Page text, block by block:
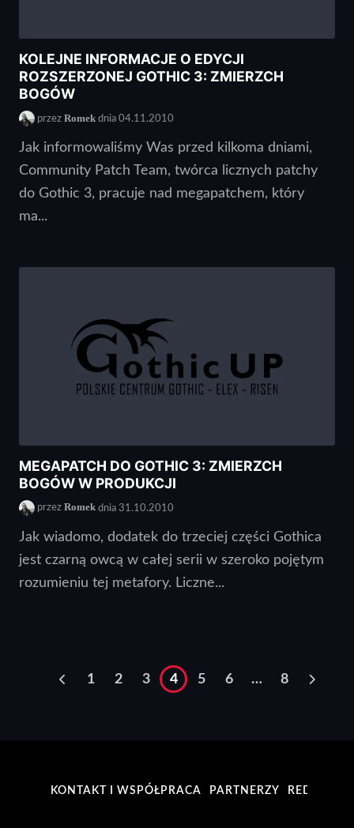
KOLEJNE INFORMACJE O EDYCJI
ROZSZERZONEJ GOTHIC 3: ZMIERZCH
BOGÓW
przez Romek dnia 04.11.2010
Jak informowaliśmy Was przed kilkoma dniami,
Community Patch Team, twórca licznych patchy
do Gothic 3, pracuje nad megapatchem, który
ma...
MEGAPATCH DO GOTHIC 3: ZMIERZCH
BOGÓW W PRODUKCJI
przez Romek dnia 31.10.2010
Jak wiadomo, dodatek do trzeciej części Gothica
jest czarną owcą w całej serii w szeroko pojętym
rozumieniu tej metafory. Liczne...
1 2 3 4 5 6 … 8
KONTAKT I WSPÓŁPRACA PARTNERZY REDAKCJA